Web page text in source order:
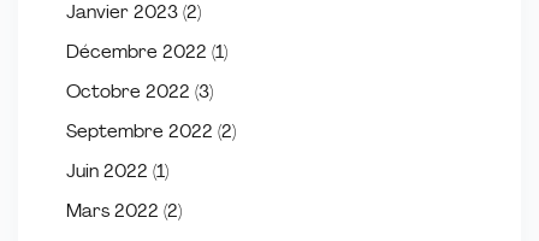
Janvier 2023 (2)
Décembre 2022 (1)
Octobre 2022 (3)
Septembre 2022 (2)
Juin 2022 (1)
Mars 2022 (2)